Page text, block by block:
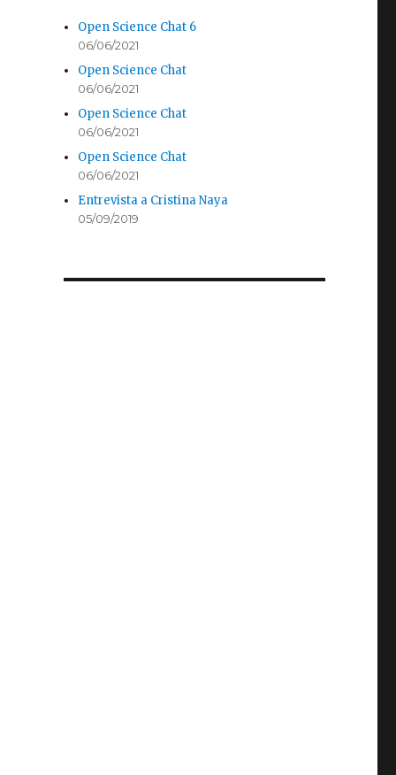
Open Science Chat 6
06/06/2021
Open Science Chat
06/06/2021
Open Science Chat
06/06/2021
Open Science Chat
06/06/2021
Entrevista a Cristina Naya
05/09/2019